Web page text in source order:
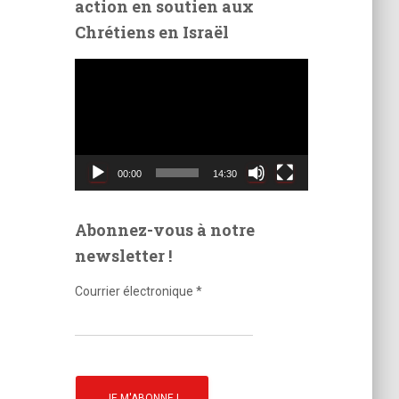
é
o
action en soutien aux
Chrétiens en Israël
é
o
00:00 14:30
Abonnez-vous à notre
newsletter !
Courrier électronique *